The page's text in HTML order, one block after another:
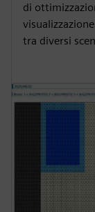
di
tra diversi